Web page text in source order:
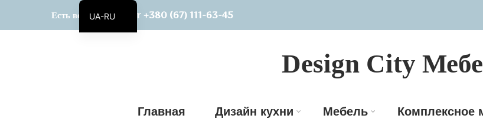
Есть вопросы? Viber +380 (67) 111-63-45
Design City
Главная Дизайн кухни Мебель Комплексное
UA-RU
UA